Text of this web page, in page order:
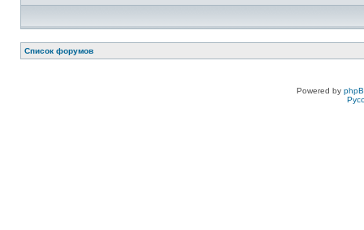
Список форумов
Powered by